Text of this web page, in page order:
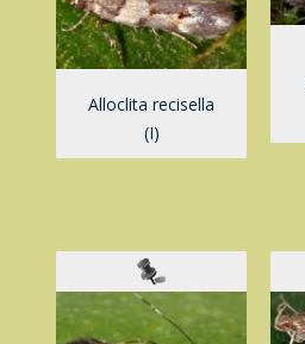
Alloclita recisella
(I)